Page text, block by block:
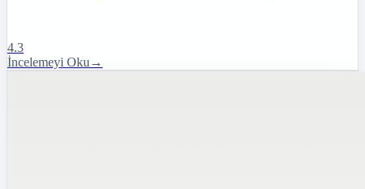
4.3
İncelemeyi Oku→